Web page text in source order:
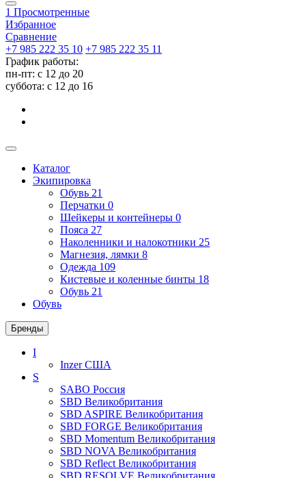
1 Просмотренные
Избранное
Сравнение
+7 985 222 35 10 +7 985 222 35 11
График работы:
пн-пт: с 12 до 20
суббота: c 12 до 16
Каталог
Экипировка
Обувь 21
Перчатки 0
Шейкеры и контейнеры 0
Пояса 27
Наколенники и налокотники 25
Магнезия, лямки 8
Одежда 109
Кистевые и коленные бинты 18
Обувь 21
Обувь
Бренды
I
InzerСША
S
SABO Россия
SBD Великобритания
SBD ASPIRE Великобритания
SBD FORGE Великобритания
SBD Momentum Великобритания
SBD NOVA Великобритания
SBD Reflect Великобритания
SBD RESOLVE Великобритания